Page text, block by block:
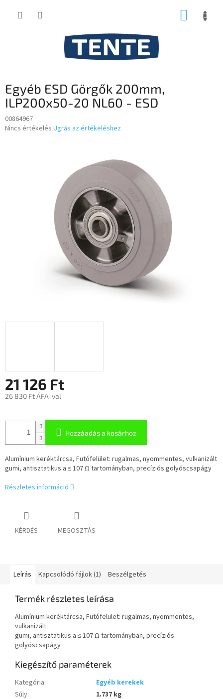
KOSÁR
Egyéb ESD Görgők 200mm,
ILP200x50-20 NL60 - ESD
00864967
A
Nincs értékelés Ugrás az értékeléshez
21 126 Ft
26 830 Ft ÁFA-val
Hozzáadás a kosárhoz
Alumínium keréktárcsa, Futófelület: rugalmas, nyommentes, vulkanizált
gumi, antisztatikus a ≤ 107 Ω tartományban, precíziós golyóscsapágy
Részletes információ
KÉRDÉS MEGOSZTÁS
Leírás Kapcsolódó fájlok (1) Beszélgetés
Termék részletes leírása
Alumínium keréktárcsa, Futófelület: rugalmas, nyommentes,
vulkanizált
gumi, antisztatikus a ≤ 107 Ω tartományban, precíziós
golyóscsapágy
Kiegészítő paraméterek
Kategória:
Egyéb kerekek
Súly:
1.737 kg